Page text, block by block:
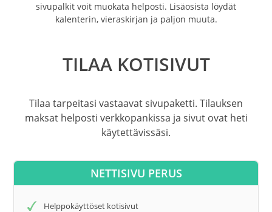
sivupalkit voit muokata helposti. Lisäosista löydät
kalenterin, vieraskirjan ja paljon muuta.
TILAA KOTISIVUT
Tilaa tarpeitasi vastaavat sivupaketti. Tilauksen
maksat helposti verkkopankissa ja sivut ovat heti
käytettävissäsi.
NETTISIVU PERUS
Helppokäyttöset kotisivut